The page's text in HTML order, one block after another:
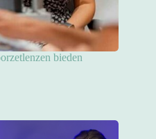
bieden